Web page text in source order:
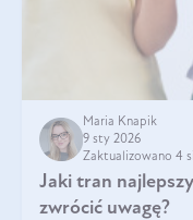
Maria Knapik
9 sty 2026
Zaktualizowano 4
Jaki tran
zwrócić uwagę?